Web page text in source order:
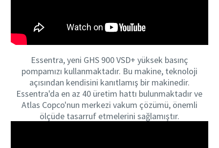
Essentra, yeni GHS 900 VSD+ yüksek basınç
pompamızı kullanmaktadır. Bu makine, teknoloji
açısından kendisini kanıtlamış bir makinedir.
Essentra'da en az 40 üretim hattı bulunmaktadır ve
Atlas Copco'nun merkezi vakum çözümü, önemli
ölçüde tasarruf etmelerini sağlamıştır.